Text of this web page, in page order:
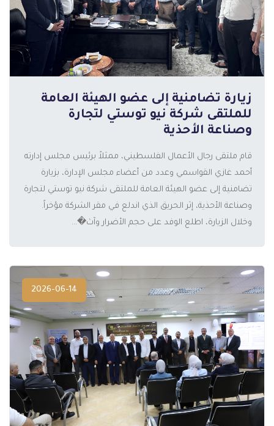
زيارة تضامنية إلى عضو الهيئة العامة
للملتقى شركة نيو توستي لتجارة
وصناعة الأحذية
قام ملتقى رجال الأعمال الفلسطيني، ممثلاً برئيس مجلس إدارته
أحمد غازي القواسمي وعدد من أعضاء مجلس الإدارة، بزيارة
تضامنية إلى عضو الهيئة العامة للملتقى شركة نيو توستي لتجارة
وصناعة الأحذية، إثر الحريق الذي اندلع في مقر الشركة مؤخراً.
وخلال الزيارة، اطلع الوفد على حجم الأضرار وآث�...
2026-06-14